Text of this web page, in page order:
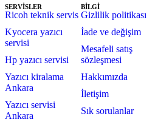
SERVİSLER
Ricoh teknik servis
Kyocera yazıcı
servisi
Hp yazıcı servisi
Yazıcı kiralama
Ankara
Yazıcı servisi
Ankara
BİLGİ
Gizlilik politikası
İade ve değişim
Mesafeli satış
sözleşmesi
Hakkımızda
İletişim
Sık sorulanlar